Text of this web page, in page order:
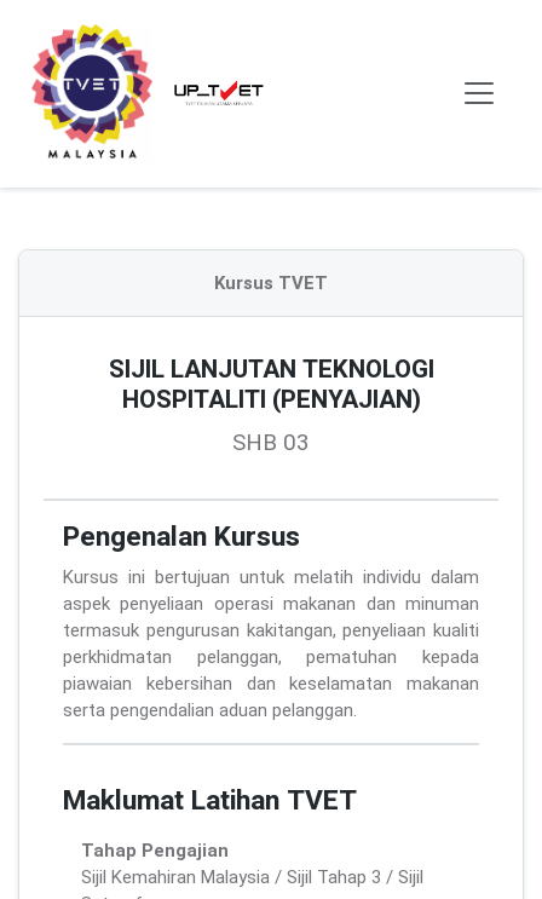
Kursus TVET
SIJIL LANJUTAN TEKNOLOGI
HOSPITALITI (PENYAJIAN)
SHB 03
Pengenalan Kursus
Kursus ini bertujuan untuk melatih individu dalam
aspek penyeliaan operasi makanan dan minuman
termasuk pengurusan kakitangan, penyeliaan kualiti
perkhidmatan pelanggan, pematuhan kepada
piawaian kebersihan dan keselamatan makanan
serta pengendalian aduan pelanggan.
Maklumat Latihan TVET
Tahap Pengajian
Sijil Kemahiran Malaysia / Sijil Tahap 3 / Sijil